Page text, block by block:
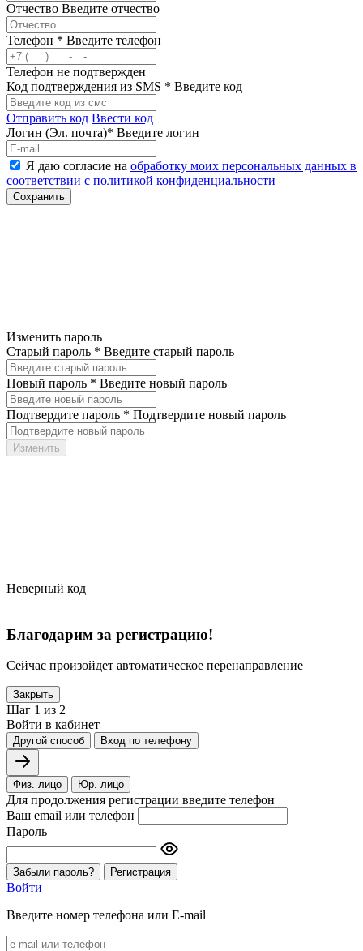
Отчество Введите отчество
Телефон * Введите телефон
Телефон не подтвержден
Код подтверждения из SMS * Введите код
Отправить код Ввести код
Логин (Эл. почта)* Введите логин
Я даю согласие на обработку моих персональных данных в
соответствии с политикой конфиденциальности
Изменить пароль
Старый пароль * Введите старый пароль
Новый пароль * Введите новый пароль
Подтвердите пароль * Подтвердите новый пароль
Неверный код
Благодарим за регистрацию!
Сейчас произойдет автоматическое перенаправление
Закрыть
Шаг 1 из 2
Войти в кабинет
Другой способ Вход по телефону
Физ. лицо Юр. лицо
Для продолжения регистрации введите телефон
Ваш email или телефон
Пароль
Забыли пароль? Регистрация
Войти
Введите номер телефона или E-mail